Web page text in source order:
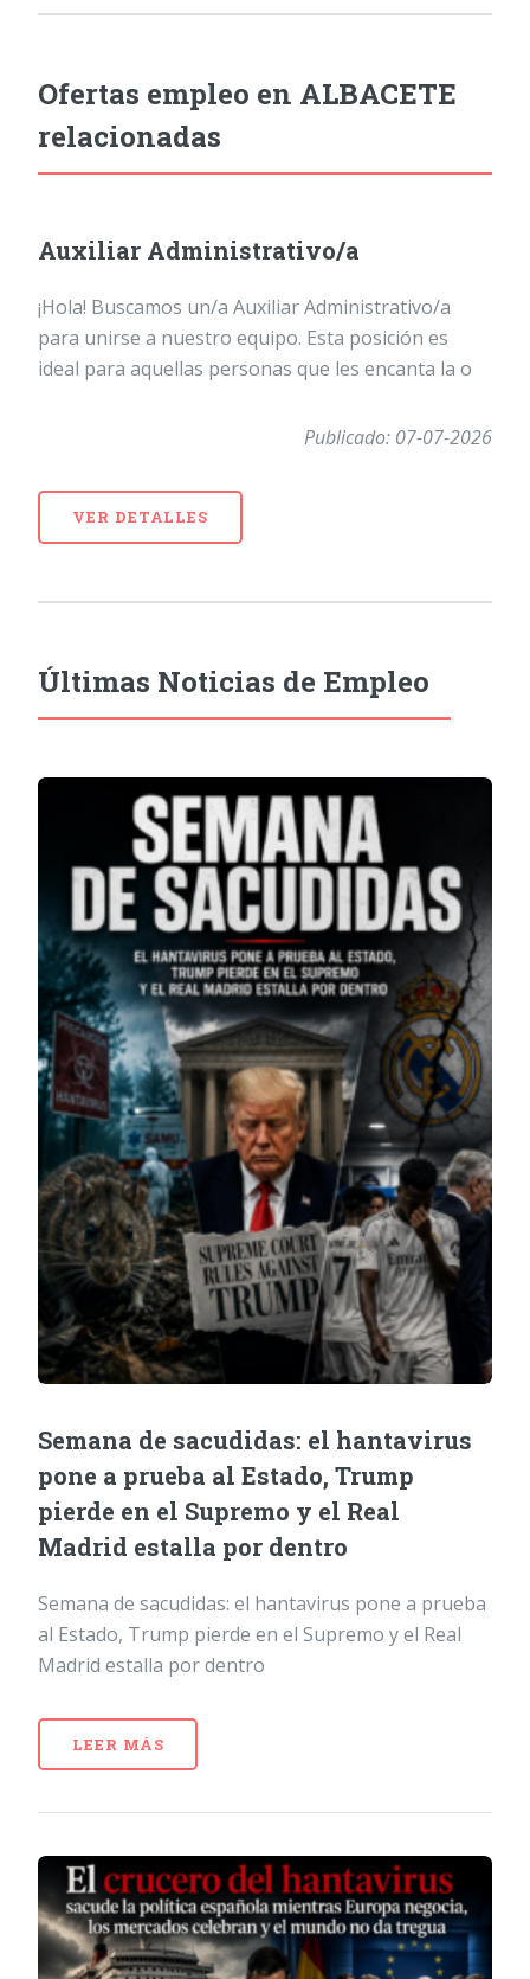
Ofertas empleo en ALBACETE
relacionadas
Auxiliar Administrativo/a
¡Hola! Buscamos un/a Auxiliar Administrativo/a
para unirse a nuestro equipo. Esta posición es
ideal para aquellas personas que les encanta la o
Publicado: 07-07-2026
VER DETALLES
Últimas Noticias de Empleo
Semana de sacudidas: el hantavirus
pone a prueba al Estado, Trump
pierde en el Supremo y el Real
Madrid estalla por dentro
Semana de sacudidas: el hantavirus pone a prueba
al Estado, Trump pierde en el Supremo y el Real
Madrid estalla por dentro
LEER MÁS